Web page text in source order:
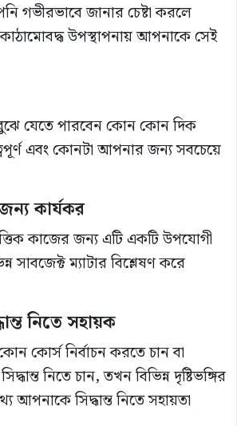
গভীরভাবে জানার চেষ্টা করলে
উপস্থাপনায় আপনাকে সেই
যেতে পারবেন কোন কোন দিক
এবং কোনটা আপনার জন্য সবচেয়ে
কার্যকর
কাজের জন্য এটি একটি উপযোগী
সাবজেক্ট ম্যাটার বিশ্লেষণ করে
নিতে সহায়ক
কোর্স নির্বাচন করতে চান বা
নিতে চান, তখন বিভিন্ন দৃষ্টিভঙ্গির
আপনাকে সিদ্ধান্ত নিতে সহায়তা